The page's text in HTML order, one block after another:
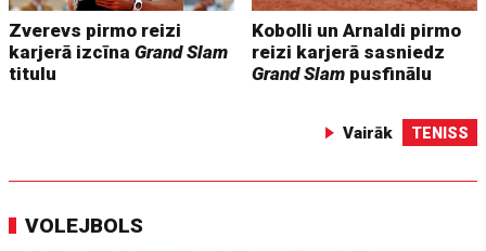
Zverevs pirmo reizi
karjerā izcīnaGrand Slam
titulu
Kobolli un Arnaldi pirmo
reizi karjerā sasniedz
Grand Slam pusfinālu
Vairāk TENISS
VOLEJBOLS